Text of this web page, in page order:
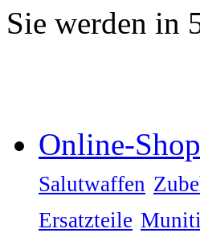
Sie werden in
Online-Shop
Salutwaffen
Ersatzteile